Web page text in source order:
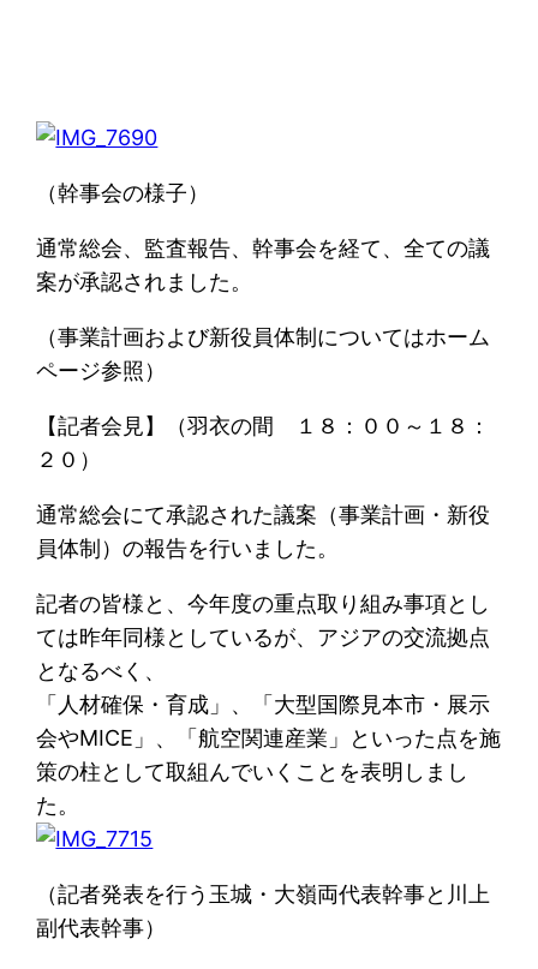
（幹事会の様子）
通常総会、監査報告、幹事会を経て、全ての議
案が承認されました。
（事業計画および新役員体制についてはホーム
ページ参照）
【記者会見】（羽衣の間 １８：００～１８：
２０）
通常総会にて承認された議案（事業計画・新役
員体制）の報告を行いました。
記者の皆様と、今年度の重点取り組み事項とし
ては昨年同様としているが、アジアの交流拠点
となるべく、
「人材確保・育成」、「大型国際見本市・展示
会やMICE」、「航空関連産業」といった点を施
策の柱として取組んでいくことを表明しまし
た。
（記者発表を行う玉城・大嶺両代表幹事と川上
副代表幹事）